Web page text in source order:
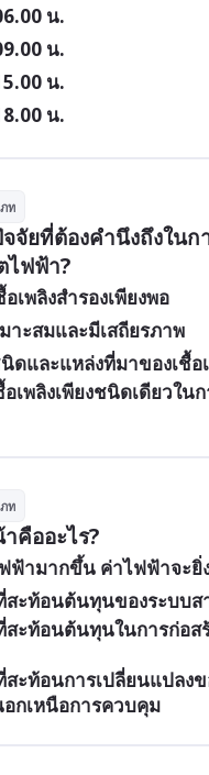
น.
น.
น.
น.
ท
จัยที่ต้องคำนึงถึงในก
ไฟฟ้า?
เพลิงสำรองเพียงพอ
าะสมและมีเสถียรภาพ
ดและแหล่งที่มาของเชื้อ
อเพลิงเพียงชนิดเดียวใน
ท
คืออะไร?
ฟ้ามากขึ้น ค่าไฟฟ้าจะยิ่
ะท้อนต้นทุนของระบบส
ะท้อนต้นทุนในการก่อส
ะท้อนการเปลี่ยนแปลง
กเหนือการควบคุม